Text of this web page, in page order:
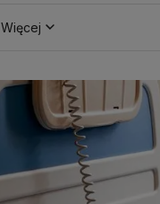
Więcej